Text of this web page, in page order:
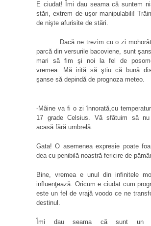
E ciudat! Îmi dau seama că suntem
stări, extrem de uşor manipulabili!
de nişte afurisite de stări.
Dacă ne trezim cu o zi
parcă din versurile bacoviene, sunt
mari să fim şi noi la fel de
vremea. Mă irită să ştiu că bună
şanse să depindă de prognoza meteo.
-Mâine va fi o zi înnorată,cu
17 grade Celsius. Vă sfătuim să
acasă fără umbrelă.
Gata! O asemenea expresie poate
dea cu penibilă noastră fericire de
Bine, vremea e unul din infinitele
influenţează. Oricum e ciudat cum
este un fel de vrajă voodo ce ne
destinul.
Îmi dau seama că sunt un